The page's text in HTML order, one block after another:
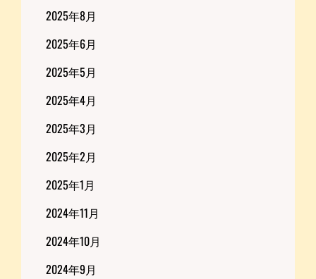
2025年8月
2025年6月
2025年5月
2025年4月
2025年3月
2025年2月
2025年1月
2024年11月
2024年10月
2024年9月